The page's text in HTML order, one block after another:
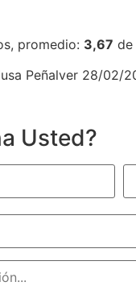
promedio: 3,67 de
Peñalver 28/02/
Usted?